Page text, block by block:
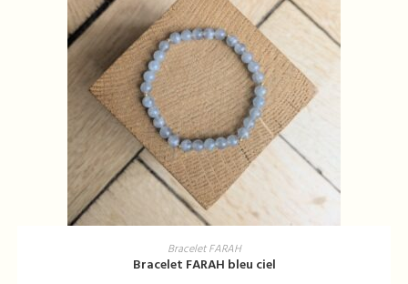
AJOUTER AU PANIER
Bracelet FARAH
Bracelet FARAH bleu ciel